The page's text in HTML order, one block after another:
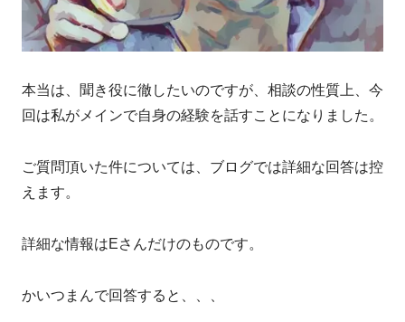
本当は、聞き役に徹したいのですが、相談の性質上、今
回は私がメインで自身の経験を話すことになりました。
ご質問頂いた件については、ブログでは詳細な回答は控
えます。
詳細な情報はEさんだけのものです。
かいつまんで回答すると、、、